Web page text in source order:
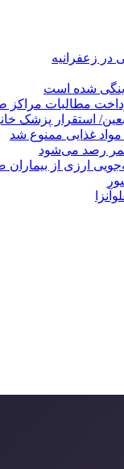
در زعفرانیه
مطالبات مراکز
غذایی ممنوع شد
رصد می‌شود
ارزی از